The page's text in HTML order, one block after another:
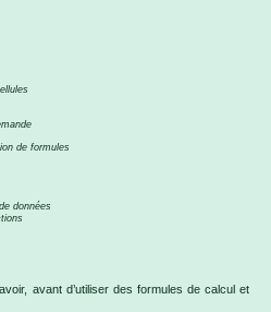
de formules
données
avant d’utiliser des formules de calcul et